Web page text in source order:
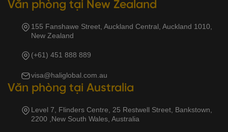
Văn phòng tại New Zealand
155 Fanshawe Street, Auckland Central, Auckland 1010,
New Zealand
(+61) 451 888 889
visa@haliglobal.com.au
Văn phòng tại Australia
Level 7, Flinders Centre, 25 Restwell Street, Bankstown,
2200 ,New South Wales, Australia